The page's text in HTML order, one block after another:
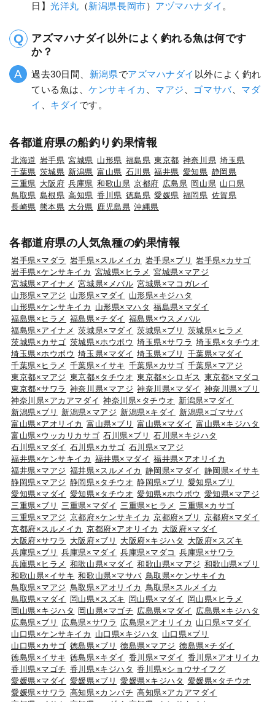
日】光洋丸 （新潟県長岡市） アヅマハナダイ 。
アズマハナダイ以外によく釣れる魚は何です
か？
過去30日間、 新潟県でアズマハナダイ 以外によく釣れ
ている魚は、ケンサキイカ マアジ ゴマサバ、 マダ
イ
キダイ です。
各都道府県の船釣り釣果情報
北海道 岩手県 宮城県 山形県 福島県 東京都 神奈川県 埼玉県
千葉県 茨城県 新潟県 富山県 石川県 福井県 愛知県 静岡県
三重県 大阪府 兵庫県 和歌山県 京都府 広島県 岡山県 山口県
鳥取県 島根県 高知県 香川県 徳島県 愛媛県 福岡県 佐賀県
長崎県 熊本県 大分県 鹿児島県 沖縄県
各都道府県の人気魚種の釣果情報
岩手県×マダラ 岩手県×スルメイカ 岩手県×ブリ
岩手県×カサゴ
岩手県×ケンサキイカ 宮城県×ヒラメ 宮城県×マアジ
宮城県×アイナメ 宮城県×メバル 宮城県×マコガレイ
山形県×マアジ 山形県×マダイ
山形県×キジハタ
山形県×ケンサキイカ
山形県×マハタ 福島県×マダイ
福島県×ヒラメ 福島県×チダイ 福島県×ウスメバル
福島県×アイナメ 茨城県×マダイ 茨城県×ブリ
茨城県×ヒラメ
茨城県×カサゴ 茨城県×ホウボウ 埼玉県×サワラ 埼玉県×タチウオ
埼玉県×ホウボウ 埼玉県×マダイ 埼玉県×ブリ
千葉県×マダイ
千葉県×ヒラメ 千葉県×イサキ 千葉県×カサゴ 千葉県×マアジ
東京都×マアジ 東京都×タチウオ 東京都×シロギス 東京都×マダコ
東京都×サワラ 神奈川県×マアジ 神奈川県×マダイ 神奈川県×ブリ
神奈川県×アカアマダイ 神奈川県×タチウオ 新潟県×マダイ
新潟県×ブリ
新潟県×マアジ 新潟県×キダイ
新潟県×ゴマサバ
富山県×アオリイカ 富山県×ブリ 富山県×マダイ 富山県×キジハタ
富山県×ウッカリカサゴ 石川県×ブリ
石川県×キジハタ
石川県×マダイ 石川県×カサゴ 石川県×マアジ
福井県×ケンサキイカ 福井県×マダイ 福井県×アオリイカ
福井県×マアジ 福井県×スルメイカ 静岡県×マダイ 静岡県×イサキ
静岡県×マアジ 静岡県×タチウオ 静岡県×ブリ
愛知県×ブリ
愛知県×マダイ 愛知県×タチウオ 愛知県×ホウボウ 愛知県×マアジ
三重県×ブリ
三重県×マダイ 三重県×ヒラメ
三重県×カサゴ
三重県×マアジ 京都府×ケンサキイカ 京都府×ブリ
京都府×マダイ
京都府×スルメイカ 京都府×アオリイカ
大阪府×マダイ
大阪府×サワラ
大阪府×ブリ 大阪府×キジハタ
大阪府×スズキ
兵庫県×ブリ
兵庫県×マダイ 兵庫県×マダコ
兵庫県×サワラ
兵庫県×ヒラメ 和歌山県×マダイ 和歌山県×マアジ 和歌山県×ブリ
和歌山県×イサキ 和歌山県×マサバ 鳥取県×ケンサキイカ
鳥取県×マアジ 鳥取県×アオリイカ 鳥取県×スルメイカ
鳥取県×マダイ
岡山県×スズキ 岡山県×マダイ
岡山県×ヒラメ
岡山県×キジハタ
岡山県×マゴチ 広島県×マダイ 広島県×キジハタ
広島県×ブリ
広島県×サワラ 広島県×アオリイカ 山口県×マダイ
山口県×ケンサキイカ
山口県×キジハタ
山口県×ブリ
山口県×カサゴ 徳島県×ブリ 徳島県×マアジ 徳島県×チダイ
徳島県×イサキ 徳島県×キダイ 香川県×マダイ 香川県×アオリイカ
香川県×マゴチ 香川県×キジハタ 香川県×ショウサイフグ
愛媛県×マダイ 愛媛県×ブリ 愛媛県×キジハタ 愛媛県×タチウオ
愛媛県×サワラ 高知県×カンパチ 高知県×アカアマダイ